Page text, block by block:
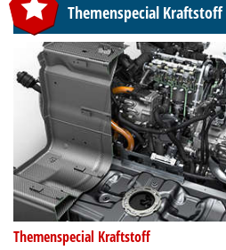
Themenspecial Kraftstoff
Themenspecial Kraftstoff